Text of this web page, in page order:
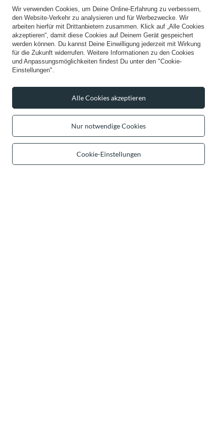
NEU
Vivisence Damen T-Shirt Kurzarm
Rundhals Elastischer Baumwolle
NEU
Vivisence Damen T-Shirt Kurzarm
35,99 €
Wir verwenden Cookies, um Deine Online-Erfahrung zu verbessern,
den Website-Verkehr zu analysieren und für Werbezwecke. Wir
arbeiten hierfür mit Drittanbietern zusammen. Klick auf „Alle Cookies
akzeptieren“, damit diese Cookies auf Deinem Gerät gespeichert
werden können. Du kannst Deine Einwilligung jederzeit mit Wirkung
für die Zukunft widerrufen. Weitere Informationen zu den Cookies
und Anpassungsmöglichkeiten findest Du unter den "Cookie-
Einstellungen".
Nur notwendige Cookies
Cookie-Einstellungen
Alle Cookies akzeptieren